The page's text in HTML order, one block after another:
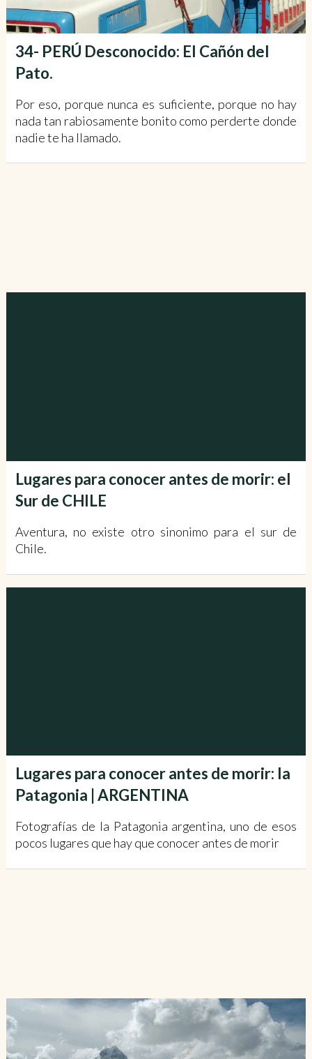
34- PERÚ Desconocido: El Cañón del
Pato.
Por eso, porque nunca es suficiente, porque no hay
nada tan rabiosamente bonito como perderte donde
nadie te ha llamado.
Lugares para conocer antes de morir: el
Sur de CHILE
Aventura, no existe otro sinonimo para el sur de
Chile.
Lugares para conocer antes de morir: la
Patagonia | ARGENTINA
Fotografías de la Patagonia argentina, uno de esos
pocos lugares que hay que conocer antes de morir